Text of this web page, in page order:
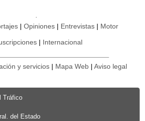
Opiniones Entrevistas Motor
Internacional
y servicios Mapa Web Aviso legal
Tráfico
del Estado